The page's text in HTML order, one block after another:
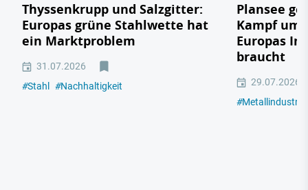
Thyssenkrupp und Salzgitter:
Europas grüne Stahlwette hat
ein Marktproblem
31.07.2026
#Stahl #Nachhaltigkeit
Plansee
Kampf um
Europas
braucht
29.07.2026
#Metallindustrie